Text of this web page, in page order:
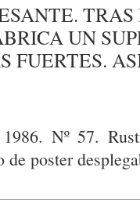
UN
FUERTES.
Nº 57.
poster